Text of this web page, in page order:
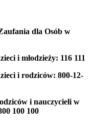
dla Osób w
i młodzieży: 116 111
i rodziców: 800-12-
i nauczycieli w
100 100